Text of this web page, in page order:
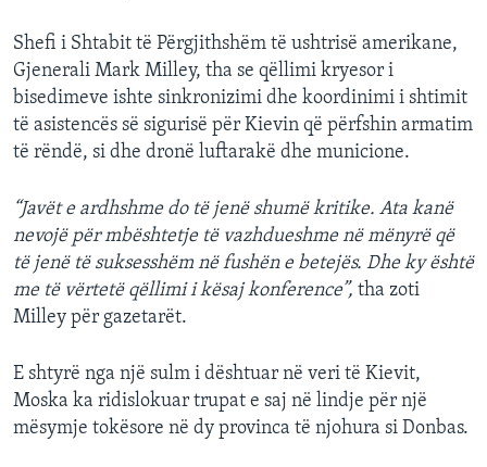
Shefi i Shtabit të Përgjithshëm të ushtrisë amerikane,
Gjenerali Mark Milley, tha se qëllimi kryesor i
bisedimeve ishte sinkronizimi dhe koordinimi i shtimit
të asistencës së sigurisë për Kievin që përfshin armatim
të rëndë, si dhe dronë luftarakë dhe municione.
“Javët e ardhshme do të jenë shumë kritike. Ata kanë
nevojë për mbështetje të vazhdueshme në mënyrë që
të jenë të suksesshëm në fushën e betejës. Dhe ky është
me të vërtetë qëllimi i kësaj konference”, tha zoti
Milley për gazetarët.
E shtyrë nga një sulm i dështuar në veri të Kievit,
Moska ka ridislokuar trupat e saj në lindje për një
mësymje tokësore në dy provinca të njohura si Donbas.